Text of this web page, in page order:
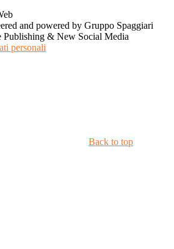
and powered by Gruppo Spaggiari
Publishing & New Social Media
personali
Back to top